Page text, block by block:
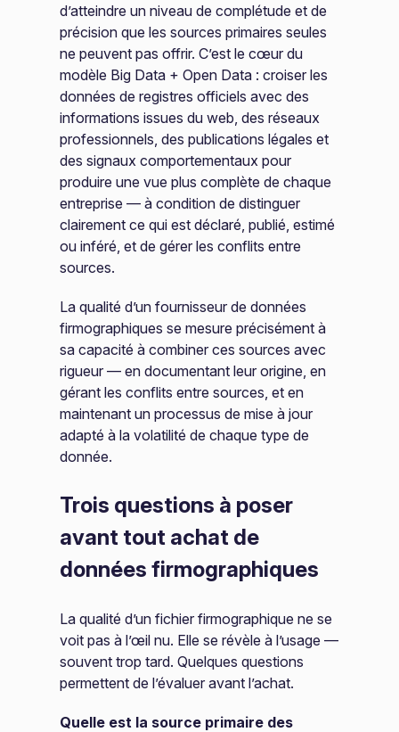
d’atteindre un niveau de complétude et de
précision que les sources primaires seules
ne peuvent pas offrir. C’est le cœur du
modèle Big Data + Open Data : croiser les
données de registres officiels avec des
informations issues du web, des réseaux
professionnels, des publications légales et
des signaux comportementaux pour
produire une vue plus complète de chaque
entreprise — à condition de distinguer
clairement ce qui est déclaré, publié, estimé
ou inféré, et de gérer les conflits entre
sources.
La qualité d’un fournisseur de données
firmographiques se mesure précisément à
sa capacité à combiner ces sources avec
rigueur — en documentant leur origine, en
gérant les conflits entre sources, et en
maintenant un processus de mise à jour
adapté à la volatilité de chaque type de
donnée.
Trois questions à poser
avant tout achat de
données firmographiques
La qualité d’un fichier firmographique ne se
voit pas à l’œil nu. Elle se révèle à l’usage —
souvent trop tard. Quelques questions
permettent de l’évaluer avant l’achat.
Quelle est la source primaire des